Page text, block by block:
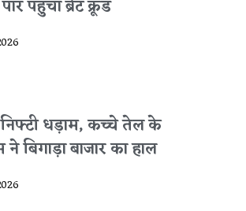
पहुंचा ब्रेंट क्रूड
धड़ाम, कच्चे तेल के
बिगाड़ा बाजार का हाल